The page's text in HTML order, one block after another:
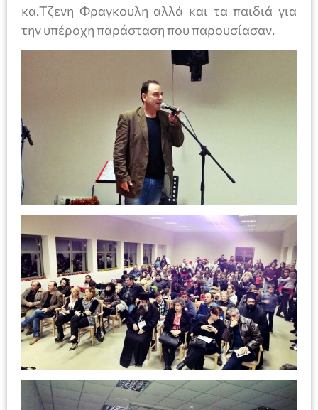
κα.Τζενη Φραγκουλη αλλά και τα παιδιά για
την υπέροχη παράσταση που παρουσίασαν.